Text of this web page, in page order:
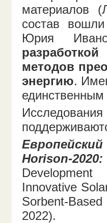
материалов
состав
Юрия
методов
энергию.
Horison-2020:
Innovative
Sorbent-
2022).